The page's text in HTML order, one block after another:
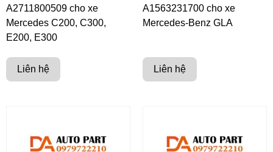
A2711800509 cho xe
Mercedes C200, C300,
E200, E300
Liên hệ
A1563231700 cho xe
Mercedes-Benz GLA
Liên hệ